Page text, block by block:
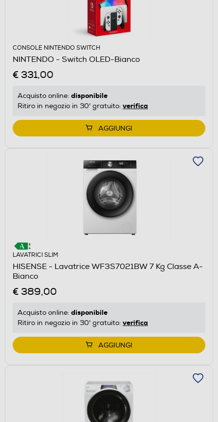
CONSOLE NINTENDO SWITCH
NINTENDO - Switch OLED-Bianco
€ 331,00
Acquisto online: disponibile
Ritiro in negozio in 30' gratuito: verifica
AGGIUNGI
LAVATRICI SLIM
HISENSE - Lavatrice WF3S7021BW 7 Kg Classe A-
Bianco
€ 389,00
Acquisto online: disponibile
Ritiro in negozio in 30' gratuito: verifica
AGGIUNGI